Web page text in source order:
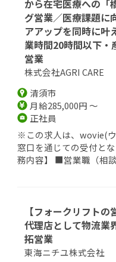
から在宅医療への「
グ営業／医療課題に
アアップを同時に
業時間20時間以下・
営業
株式会社AGRI CARE
清須市
月給285,000円 ～
正社員
※この求人は、wovie(
窓口を通じての受付と
務内容】 ■営業職（相
【フォークリフト
代理店として物流業
拓営業
東海ニチユ株式会社